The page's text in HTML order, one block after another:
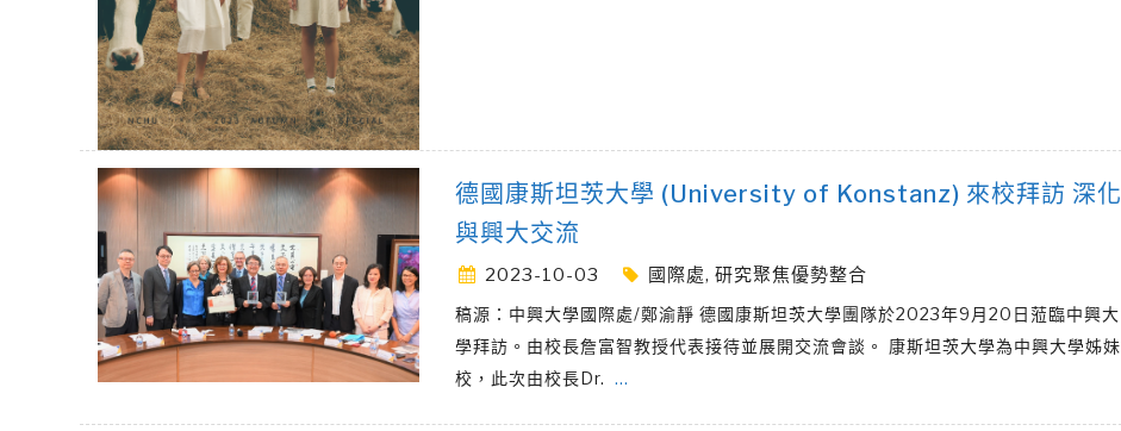
德國康斯坦茨大學 (University of Konstanz) 來校拜訪 深化
與興大交流
2023-10-03 國際處, 研究聚焦優勢整合
稿源：中興大學國際處/鄭渝靜 德國康斯坦茨大學團隊於2023年9月20日蒞臨中興大
學拜訪。由校長詹富智教授代表接待並展開交流會談。 康斯坦茨大學為中興大學姊妹
校，此次由校長Dr. …